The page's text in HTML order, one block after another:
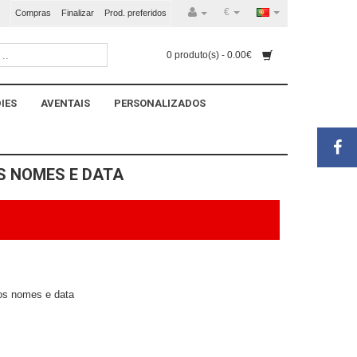
Compras Finalizar Prod. preferidos €
0 produto(s) - 0.00€
AVENTAIS PERSONALIZADOS
NOMES E DATA
nomes e data